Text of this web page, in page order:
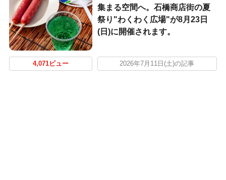
集まる空間へ。石橋商店街の夏
祭り"わくわく広場"が8月23日
(日)に開催されます。
4,071ビュー 2026年7月11日(土)の記事